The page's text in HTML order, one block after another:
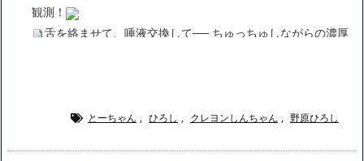
観測！
舌を絡ませて、唾液交換して── ちゅっちゅしながらの濃厚
広末涼子さん、正気に戻ってしまい絶望する・・・「アカ
とーちゃん , ひろし , クレヨンしんちゃん , 野原ひろし